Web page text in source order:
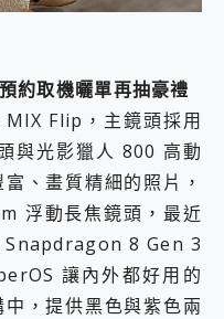
約取機曬單再抽豪禮
Flip，主鏡頭採用
與光影獵人 800 高動
、畫質精細的照片，
浮動長焦鏡頭，最近
Snapdragon 8 Gen 3
讓內外都好用的
，提供黑色與紫色兩